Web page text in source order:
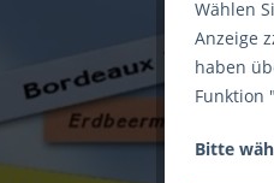
Wählen
Anzeige
haben
Funktion
Bitte